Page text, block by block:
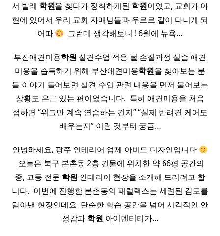
서 발레 학원을 찾다가 정착하게된 학원이었고, 교회가 아
현에 있어서 우리 교회 자매님들과 우르르 같이 다니게 되
어따
​ 그런데 생각해보니 ! 6월에 뉴욕…
부산애견미용학원 실견수업 적응 털 손질과정 실습 애견
미용을 습득하기 위해 부산애견미용학원을 찾아보는 분
들 이야기 들어보면 실견 수업 관련 내용을 먼저 물어보는
상황도 은근 있는 편이었습니다. ​ 특히 애견미용을 처음
접하면 “위그만 계속 연습하는 건지” “실제 반려견 케어도
배우는지” 이런 것부터 궁금…
안녕하세요, 광주 인테리어 업체 아비드 디자인입니다
​ 오늘은 북구 본촌동 2층 건물에 위치한 약 66평 공간의
중, 고등 전문 학원 인테리어 현장을 소개해 드리려고 합
니다. ​ 이번에 진행한 본촌동의 패럴랙스는 세련된 감도를
담아낸 현장인데요. 단순한 학습 공간을 넘어 시각적인 안
정감과 학원 아이덴티티가…